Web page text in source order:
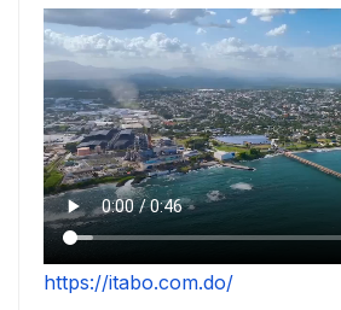
https://itabo.com.do/